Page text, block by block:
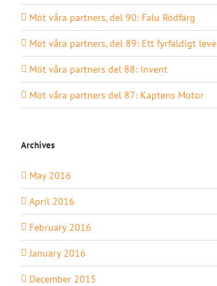
Möt våra partners, del 90: Falu Rödfärg
Möt våra partners, del 89: Ett fyrfaldigt leve
Möt våra partners del 88: Invent
Möt våra partners del 87: Kaptens Motor
Archives
May 2016
April 2016
February 2016
January 2016
December 2015